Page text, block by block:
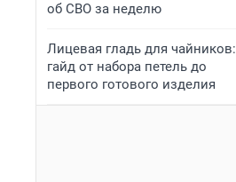
об СВО за неделю
Лицевая гладь для чайников:
гайд от набора петель до
первого готового изделия